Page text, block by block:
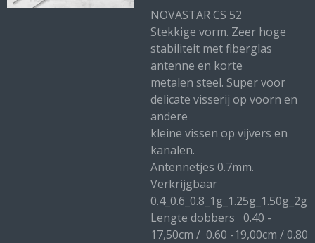
NOVASTAR CS 52
Stekkige vorm. Zeer hoge
stabiliteit met fiberglas
antenne en korte
metalen steel. Super voor
delicate visserij op voorn en
andere
kleine vissen op vijvers en
kanalen.
Antennetjes 0.7mm.
Verkrijgbaar
0.4_0.6_0.8_1g_1.25g_1.50g_2g
Lengte dobbers 0.40 -
17,50cm / 0.60 -19,00cm / 0.80